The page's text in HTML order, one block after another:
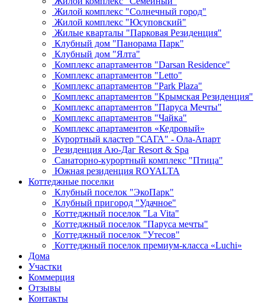
Жилой комплекс "Солнечный город"
Жилой комплекс "Юсуповский"
Жилые кварталы "Парковая Резиденция"
Клубный дом "Панорама Парк"
Клубный дом "Ялта"
Комплекс апартаментов "Darsan Residenсe"
Комплекс апартаментов "Letto"
Комплекс апартаментов "Park Plaza"
Комплекс апартаментов "Крымская Резиденция"
Комплекс апартаментов "Паруса Мечты"
Комплекс апартаментов "Чайка"
Комплекс апартаментов «Кедровый»
Курортный кластер "САГА" - Ола-Апарт
Резиденция Аю-Даг Resort & Spa
Санаторно-курортный комплекс "Птица"
Южная резиденция ROYALTA
Коттеджные поселки
Клубный поселок "ЭкоПарк"
Клубный пригород "Удачное"
Коттеджный поселок "La Vita"
Коттеджный поселок "Паруса мечты"
Коттеджный поселок "Утесов"
Коттеджный поселок премиум-класса «Luchi»
Дома
Участки
Коммерция
Отзывы
Контакты